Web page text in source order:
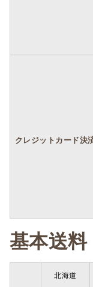
クレジットカード決
基本
北海道